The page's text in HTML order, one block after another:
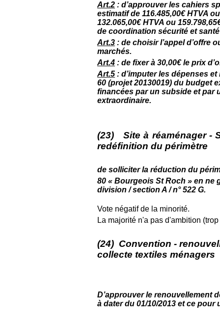
Art.2 : d’approuver les cahiers
estimatif de 116.485,00€ HTVA
132.065,00€ HTVA ou
de coordination sécurité et
Art.3 : de choisir l’appel d’offre
marchés.
Art.4 : de fixer à 30,00€ le prix
Art.5 : d’imputer les dépenses
60 (projet 20130019) du budget
financées par un subside et par
extraordinaire.
(23) Site à réaménager -
redéfinition du périmètre
de solliciter la réduction du
80 « Bourgeois St Roch » en ne
division / section A / n° 522 G.
Vote négatif de la minorité.
La majorité n'a pas d'ambition
(24) Convention -
collecte textiles ménagers
D’approuver le renouvellement
à dater du 01/10/2013 et ce pour